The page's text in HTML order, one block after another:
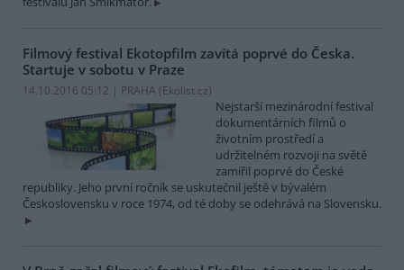
Filmový festival Ekotopfilm zavítá poprvé do Česka.
Startuje v sobotu v Praze
14.10.2016 05:12 | PRAHA (Ekolist.cz)
Nejstarší mezinárodní festival
dokumentárních filmů o
životním prostředí a
udržitelném rozvoji na světě
zamířil poprvé do České
republiky. Jeho první ročník se uskutečnil ještě v bývalém
Československu v roce 1974, od té doby se odehrává na Slovensku.